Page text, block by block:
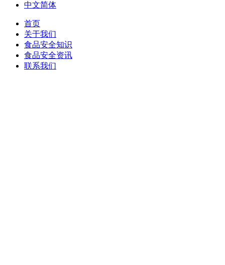
中文简体
首页
关于我们
食品安全知识
食品安全资讯
联系我们